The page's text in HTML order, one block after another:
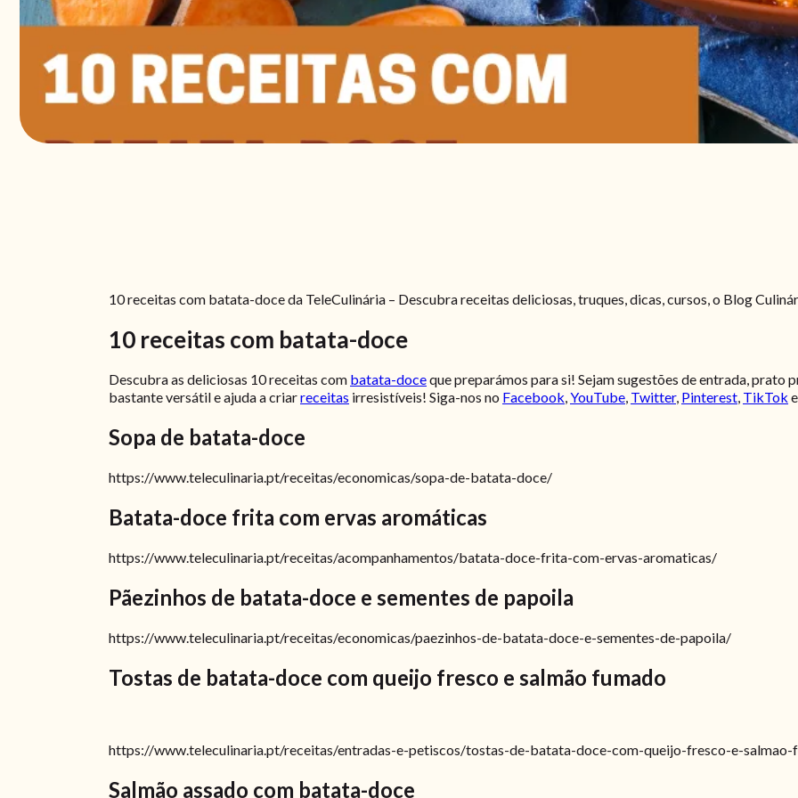
10 receitas com batata-doce da TeleCulinária – Descubra receitas deliciosas, truques, dicas, cursos, o Blog
10 receitas com batata-doce
Descubra as deliciosas 10 receitas com batata-doceque preparámos para si! Sejam sugestões de entrada, prato
bastante versátil e ajuda a criarreceitas irresistíveis! Siga-nos no Facebook YouTube Twitter, Pinterest TikTok
Sopa de batata-doce
https://www.teleculinaria.pt/receitas/economicas/sopa-de-batata-doce/
Batata-doce frita com ervas aromáticas
https://www.teleculinaria.pt/receitas/acompanhamentos/batata-doce-frita-com-ervas-aromaticas/
Pãezinhos de batata-doce e sementes de papoila
https://www.teleculinaria.pt/receitas/economicas/paezinhos-de-batata-doce-e-sementes-de-papoila/
Tostas de batata-doce com queijo fresco e salmão fumado
https://www.teleculinaria.pt/receitas/entradas-e-petiscos/tostas-de-batata-doce-com-queijo-fresco-e-salmao-
Salmão assado com batata-doce